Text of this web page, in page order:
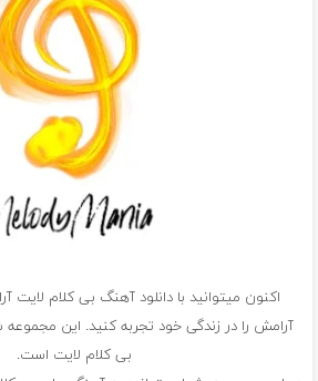
اکنون میتوانید با دانلود آهنگ بی کلام
آرامش را در زندگی خود تجربه کنید. این
بی کلام لایت است.